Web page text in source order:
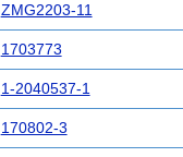
ZMG2203-11
1703773
1-2040537-1
170802-3